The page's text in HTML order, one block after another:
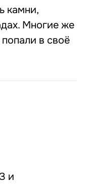
камни,
Многие же
в своё
и